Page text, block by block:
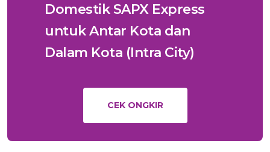
Domestik SAPX Express
untuk Antar Kota dan
Dalam Kota (Intra City)
CEK ONGKIR